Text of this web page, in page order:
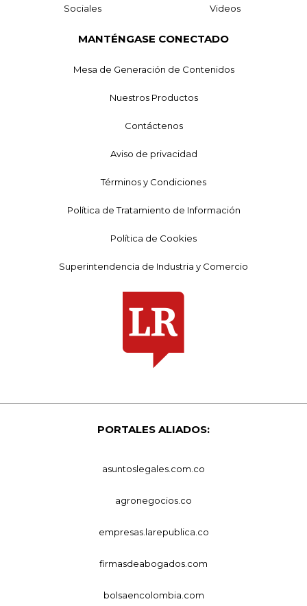
Sociales Videos
MANTÉNGASE CONECTADO
Mesa de Generación de Contenidos
Nuestros Productos
Contáctenos
Aviso de privacidad
Términos y Condiciones
Política de Tratamiento de Información
Política de Cookies
Superintendencia de Industria y Comercio
PORTALES ALIADOS:
asuntoslegales.com.co
agronegocios.co
empresas.larepublica.co
firmasdeabogados.com
bolsaencolombia.com